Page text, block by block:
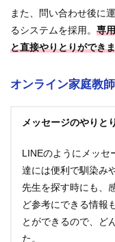
また、問い合わせ後に
るシステムを採用。 専
と直接やりとりができ
オンライン家庭教
メッセージのやりと
LINEのようにメッセ
達には便利で馴染み
先生を探す時にも、
ど参考にできる情報
とができるので、ど
た。